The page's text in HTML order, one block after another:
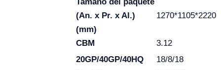
(An. x Pr. x Al.)
(mm)
1270*1105*2220
CBM
3.12
20GP/40GP/40HQ
18/8/18